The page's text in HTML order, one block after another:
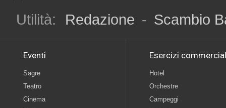
Utilità:
Redazione - Scambio
Eventi
Sagre
Teatro
Cinema
Esercizi
Hotel
Orchestre
Campeggi